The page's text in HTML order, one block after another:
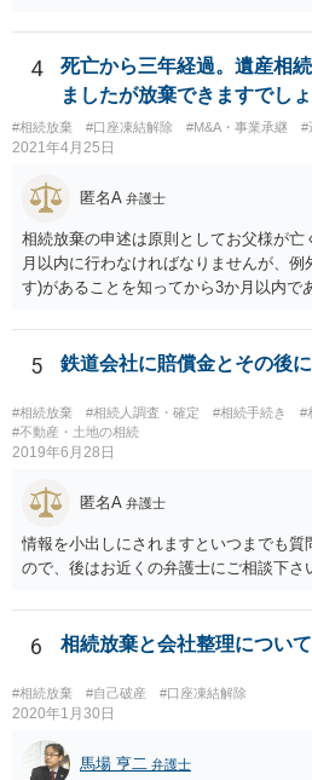
述の手続ということだと思いますが) た
いということではなく、身分相応の、
る程度の金額に留まると考えた方がよ
に葬儀費用を支出する経済力がなく、質
ば相続財産から支出しても単純承認と認
で、相続放棄申述が受理される可能性も
4
死亡から三年経過。遺産相
ましたが放棄できますでし
#相続放棄 #口座凍結解除 #M&A・事業承継 #
2021年4月25日
匿名A 弁護士
相続放棄の申述は原則としてお父様が
月以内に行わなければなりませんが、例
す)があることを知ってから3か月以内で
したら、早急に家裁に行って相続放棄
書類を提出されることをおすすめいた
他にもあるかもしれないというリスク
にあたっては、法テラスの無料相談等を
とも十分考えられるかと存じます。また
を拝見するかぎり、再婚相手のかたは既
5 鉄道会社に賠償金とその後
#相続放棄 #相続人調査・確定 #相続手続き #
#不動産・土地の相続
2019年6月28日
匿名A 弁護士
情報を小出しにされますといつまでも質
ので、後はお近くの弁護士にご相談下さ
6 相続放棄と会社整理について
#相続放棄 #自己破産 #口座凍結解除
2020年1月30日
馬場 亨二 弁護士